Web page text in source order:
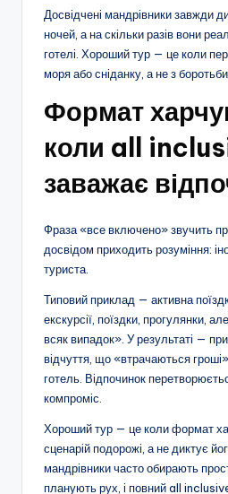
Досвідчені мандрівники завжди
ночей, а на скільки разів вони
готелі. Хороший тур — це коли
моря або сніданку, а не з
Формат
коли all
заважає
Фраза «все включено» звучить
досвідом приходить розуміння:
туриста.
Типовий приклад — активна
екскурсії, поїздки, прогулянки,
всяк випадок». У результаті —
відчуття, що «втрачаються
готель. Відпочинок
компроміс.
Хороший тур — це коли формат
сценарій подорожі, а не диктує
мандрівники часто обирають
планують рух, і повний all